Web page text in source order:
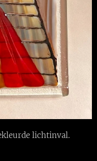
lichtinval.